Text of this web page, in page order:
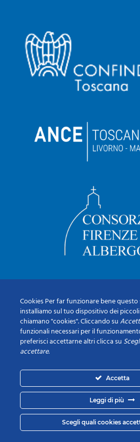
Cookies Per far funzionare bene
installiamo sul tuo dispositivo dei
chiamano "cookies". Cliccando su
funzionali necessari per il
preferisci accettarne altri clicca su
accettare.
Accetta
Leggi di più
Scegli quali cookies